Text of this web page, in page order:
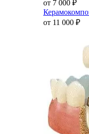
от 7 000 ₽
от 11 000 ₽